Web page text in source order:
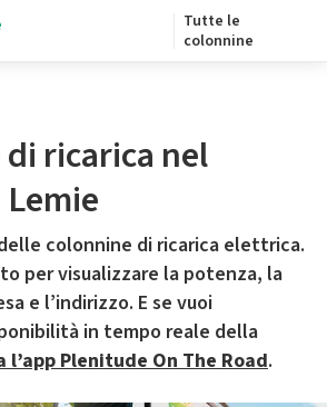
Tutte le
colonnine
ricarica nel
colonnine di ricarica elettrica.
per visualizzare la potenza, la
e l’indirizzo. E se vuoi
in tempo reale della
l’app Plenitude On The Road.